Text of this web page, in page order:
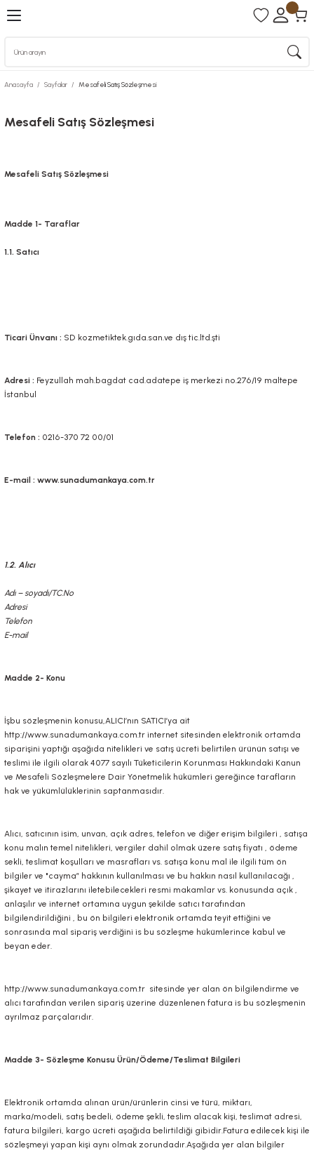
Anasayfa Sayfalar Mesafeli Satış Sözleşmesi
Mesafeli Satış Sözleşmesi
Mesafeli Satış Sözleşmesi
Madde 1- Taraflar
1.1. Satıcı
Ticari Ünvanı : SD kozmetiktek.gıda.san.ve dış tic.ltd.şti
Adresi : Feyzullah mah.bagdat cad.adatepe iş merkezi no.276/19 maltepe
İstanbul
Telefon : 0216-370 72 00/01
E-mail : www.sunadumankaya.com.tr
1.2. Alıcı
Adı – soyadı/TC.No
Adresi
Telefon
E-mail
Madde 2- Konu
İşbu sözleşmenin konusu,ALICI’nın SATICI’ya ait
http://www.sunadumankaya.com.tr internet sitesinden elektronik ortamda
siparişini yaptığı aşağıda nitelikleri ve satış ücreti belirtilen ürünün satışı ve
teslimi ile ilgili olarak 4077 sayılı Tüketicilerin Korunması Hakkındaki Kanun
ve Mesafeli Sözleşmelere Dair Yönetmelik hükümleri gereğince tarafların
hak ve yükümlülüklerinin saptanmasıdır.
Alıcı, satıcının isim, unvan, açık adres, telefon ve diğer erişim bilgileri , satışa
konu malın temel nitelikleri, vergiler dahil olmak üzere satış fiyatı , ödeme
sekli, teslimat koşulları ve masrafları vs. satışa konu mal ile ilgili tüm ön
bilgiler ve "cayma” hakkının kullanılması ve bu hakkın nasıl kullanılacağı ,
şikayet ve itirazlarını iletebilecekleri resmi makamlar vs. konusunda açık ,
anlaşılır ve internet ortamına uygun şekilde satıcı tarafından
bilgilendirildiğini , bu ön bilgileri elektronik ortamda teyit ettiğini ve
sonrasında mal sipariş verdiğini is bu sözleşme hükümlerince kabul ve
beyan eder.
http://www.sunadumankaya.com.tr sitesinde yer alan ön bilgilendirme ve
alıcı tarafından verilen sipariş üzerine düzenlenen fatura is bu sözleşmenin
ayrılmaz parçalarıdır.
Madde 3- Sözleşme Konusu Ürün/Ödeme/Teslimat Bilgileri
Elektronik ortamda alınan ürün/ürünlerin cinsi ve türü, miktarı,
marka/modeli, satış bedeli, ödeme şekli, teslim alacak kişi, teslimat adresi,
fatura bilgileri, kargo ücreti aşağıda belirtildiği gibidir.Fatura edilecek kişi ile
sözleşmeyi yapan kişi aynı olmak zorundadır.Aşağıda yer alan bilgiler